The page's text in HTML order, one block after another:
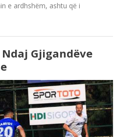
e ardhshëm, ashtu që i
Ndaj Gjigandëve